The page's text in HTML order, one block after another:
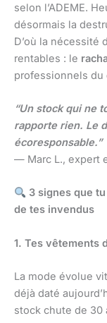
selon l’ADEME.
désormais la
D’où la
rentables : le
professionnels du
“Un stock qui ne
rapporte rien. Le
écoresponsable.”
— Marc L., expert
3 signes que
de tes invendus
1. Tes vêtements
La mode évolue
déjà daté
stock chute de 30